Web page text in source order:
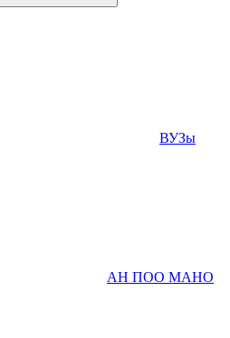
ВУЗы
АН ПОО МАНО